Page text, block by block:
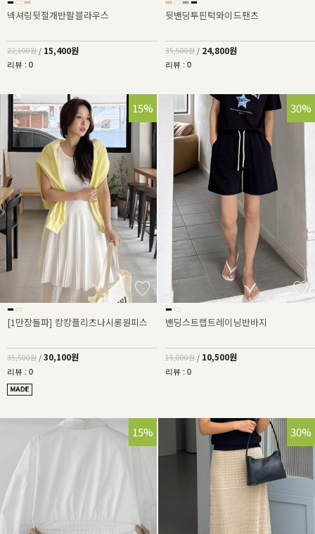
넥셔링뒷절개반팔블라우스
22,100원 / 15,400원
리뷰 : 0
뒷밴딩투핀턱와이드팬츠
35,500원 / 24,800원
리뷰 : 0
15%
[1만장돌파] 캉캉플리츠나시롱원피스
35,500원 / 30,100원
리뷰 : 0
30%
밴딩스트랩트레이닝반바지
15,000원 / 10,500원
리뷰 : 0
15% 30%